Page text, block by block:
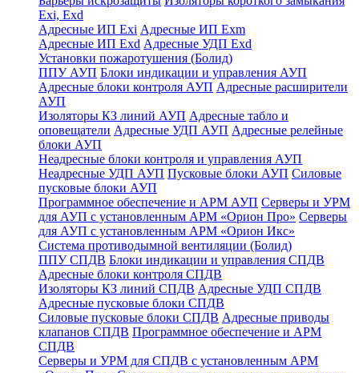
Exi, Exd
Адресные ИП Exi Адресные ИП Exm
Адресные ИП Exd Адресные УДП Exd
Установки пожаротушения (Болид)
ППУ АУП Блоки индикации и управления АУП
Адресные блоки контроля АУП Адресные расширители
АУП
Изоляторы КЗ линий АУП Адресные табло и
оповещатели Адресные УДП АУП Адресные релейные
блоки АУП
Неадресные блоки контроля и управления АУП
Неадресные УДП АУП Пусковые блоки АУП Силовые
пусковые блоки АУП
Программное обеспечение и АРМ АУП Серверы и УРМ
для АУП с установленным АРМ «Орион Про» Серверы
для АУП с установленным АРМ «Орион Икс»
Система противодымной вентиляции (Болид)
ППУ СПДВ Блоки индикации и управления СПДВ
Адресные блоки контроля СПДВ
Изоляторы КЗ линий СПДВ Адресные УДП СПДВ
Адресные пусковые блоки СПДВ
Силовые пусковые блоки СПДВ Адресные приводы
клапанов СПДВ Программное обеспечение и АРМ
СПДВ
Серверы и УРМ для СПДВ с установленным АРМ